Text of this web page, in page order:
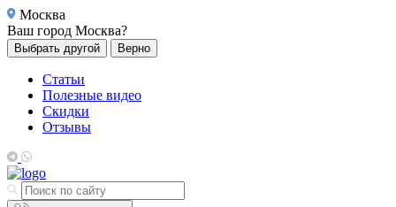
Москва
Ваш город Москва?
Выбрать другой Верно
Статьи
Полезные видео
Скидки
Отзывы